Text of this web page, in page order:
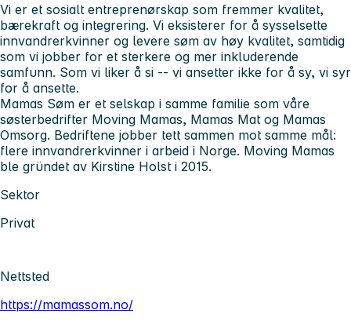
Vi er et sosialt entreprenørskap som fremmer kvalitet,
bærekraft og integrering. Vi eksisterer for å sysselsette
innvandrerkvinner og levere søm av høy kvalitet, samtidig
som vi jobber for et sterkere og mer inkluderende
samfunn. Som vi liker å si -- vi ansetter ikke for å sy, vi syr
for å ansette.
Mamas Søm er et selskap i samme familie som våre
søsterbedrifter Moving Mamas, Mamas Mat og Mamas
Omsorg. Bedriftene jobber tett sammen mot samme mål:
flere innvandrerkvinner i arbeid i Norge. Moving Mamas
ble gründet av Kirstine Holst i 2015.
Sektor
Privat
Nettsted
https://mamassom.no/